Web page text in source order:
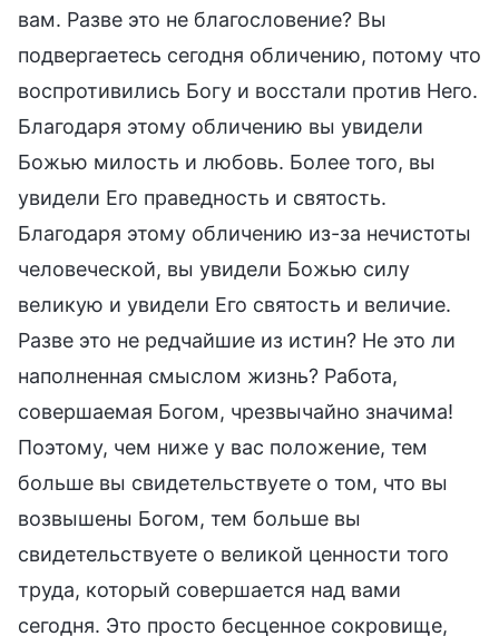
вам. Разве это не благословение? Вы
подвергаетесь сегодня обличению, потому что
воспротивились Богу и восстали против Него.
Благодаря этому обличению вы увидели
Божью милость и любовь. Более того, вы
увидели Его праведность и святость.
Благодаря этому обличению из-за нечистоты
человеческой, вы увидели Божью силу
великую и увидели Его святость и величие.
Разве это не редчайшие из истин? Не это ли
наполненная смыслом жизнь? Работа,
совершаемая Богом, чрезвычайно значима!
Поэтому, чем ниже у вас положение, тем
больше вы свидетельствуете о том, что вы
возвышены Богом, тем больше вы
свидетельствуете о великой ценности того
труда, который совершается над вами
сегодня. Это просто бесценное сокровище,